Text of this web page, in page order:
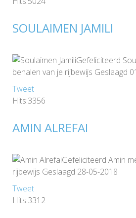
SOULAIMEN JAMILI
Gefeliciteerd
behalen van je rijbewijs Geslaagd
Tweet
Hits:3356
AMIN ALREFAI
Gefeliciteerd Amin
rijbewijs Geslaagd 28-05-2018
Tweet
Hits:3312